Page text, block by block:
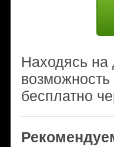
Находясь на
бесплатно